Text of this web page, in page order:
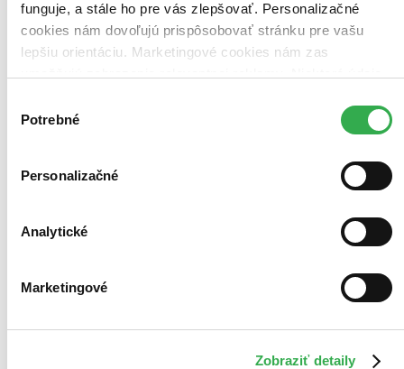
funguje, a stále ho pre vás zlepšovať. Personalizačné
cookies nám dovoľujú prispôsobovať stránku pre vašu
lepšiu orientáciu. Marketingové cookies nám zas
keby sme mohli používať všetky tieto cookies. Ďakujeme!
súhlasu
Potrebné
Personalizačné
Analytické
Marketingové
Zobraziť detaily
Komplet kolekcia (5 CD)